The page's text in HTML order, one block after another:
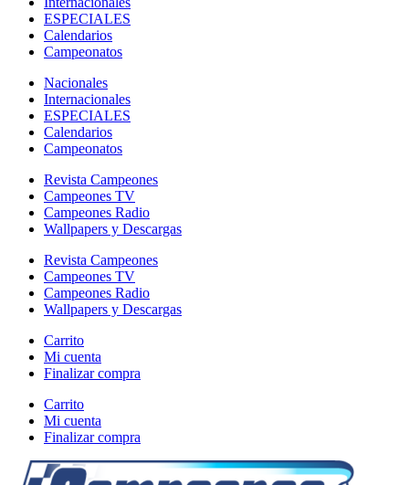
ESPECIALES
Calendarios
Campeonatos
Nacionales
Internacionales
ESPECIALES
Calendarios
Campeonatos
Revista Campeones
Campeones TV
Campeones Radio
Wallpapers y Descargas
Revista Campeones
Campeones TV
Campeones Radio
Wallpapers y Descargas
Carrito
Mi cuenta
Finalizar compra
Carrito
Mi cuenta
Finalizar compra